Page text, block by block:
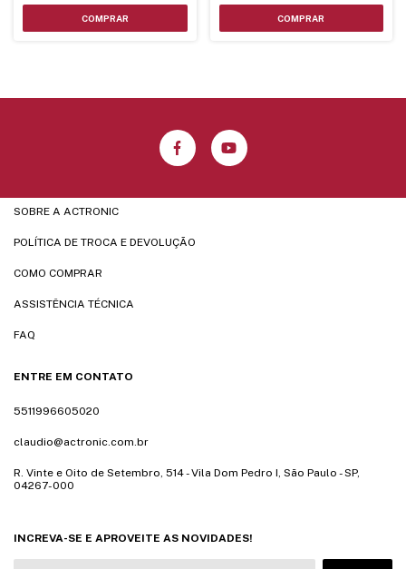
SOBRE A ACTRONIC
POLÍTICA DE TROCA E DEVOLUÇÃO
COMO COMPRAR
ASSISTÊNCIA TÉCNICA
FAQ
ENTRE EM CONTATO
5511996605020
claudio@actronic.com.br
R. Vinte e Oito de Setembro, 514 - Vila Dom Pedro I, São Paulo - SP,
04267-000
INCREVA-SE E APROVEITE AS NOVIDADES!